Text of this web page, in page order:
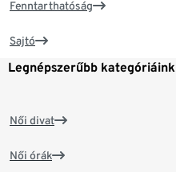
Fenntarthatóság
Sajtó
Legnépszerűbb kategóriáink
Női divat
Női órák